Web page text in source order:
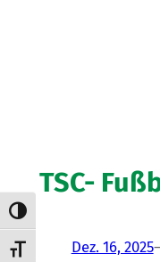
Umschalten auf hohe
Schrift vergrößern
TSC-
Dez. 16, 2025